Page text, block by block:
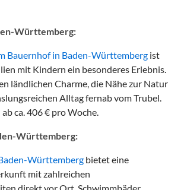
Württemberg:
Bauernhof in Baden-Württemberg ist
mit Kindern ein besonderes Erlebnis.
ländlichen Charme, die Nähe zur Natur
Alltag fernab vom Trubel.
ca. 406 € pro Woche.
Württemberg:
Württemberg bietet eine
mit zahlreichen